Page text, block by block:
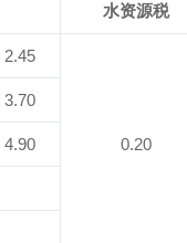
水资源税
2.45
0.20
3.70
4.90